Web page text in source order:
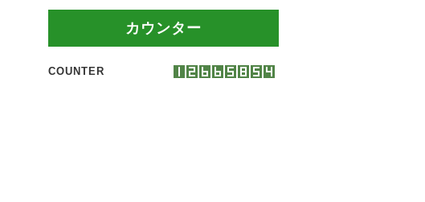
カウンター
COUNTER